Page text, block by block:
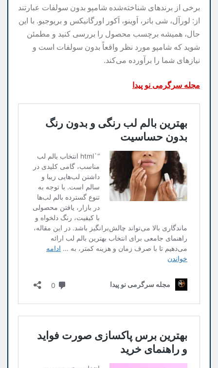
برخی از برندهای شناخته‌شده شامپو بدون سولفات عبارتند
از: لورآل، شی باتر، اَوینو، اَکور اورگانیکس و بریوجیو. با این
حال، همیشه برچسب محصول را بررسی کنید و مطمئن
شوید که شامپو مورد نظر واقعاً بدون سولفات است و
نیازهای شما را برآورده می‌کند.
مجله سرگرمی نو پیدا